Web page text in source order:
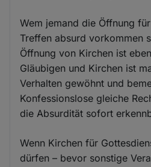
Wem jemand die Öffnung
Treffen absurd vorkommen
Öffnung von Kirchen ist
Gläubigen und Kirchen ist
Verhalten gewöhnt und
Konfessionslose gleiche
die Absurdität sofort
Wenn Kirchen für
dürfen – bevor sonstige